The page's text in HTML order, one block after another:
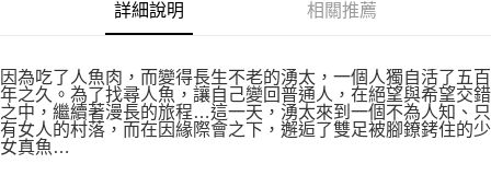
１．透過由恩沛科技股份有限公司提供之「AFTEE先享後付」服務完成之交
易，需依本服務之必要範圍內提供個人資料，並將交易相關給付款項請求債
２．關於個人資料處理事宜，請瀏覽以下網址：
https://aftee.tw/terms/#terms3
３．未成年的使用者請事先徵得法定代理人或監護人之同意方可使用
「AFTEE先享後付」，若未經同意申辦者引起之損失，本公司不負相關責
任。
每筆NT$80，滿NT$500(含以上)免運費
每筆NT$80，滿NT$500(含以上)免運費
宅配
每筆NT$100，滿NT$800(含以上)免運費
詳細說明 相關推薦
因為吃了人魚肉，而變得長生不老的湧太，一個人獨自活了五百
年之久。為了找尋人魚，讓自己變回普通人，在絕望與希望交錯
之中，繼續著漫長的旅程…這一天，湧太來到一個不為人知、只
有女人的村落，而在因緣際會之下，邂逅了雙足被腳鐐銬住的少
女真魚…